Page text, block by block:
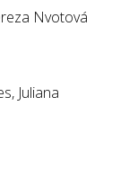
Nvotová
Juliana